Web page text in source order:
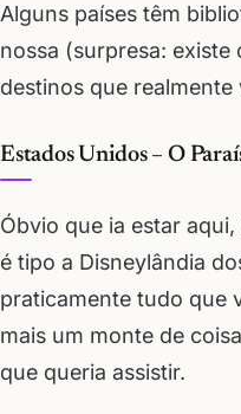
Alguns países têm
nossa (surpresa: existe
destinos que realmente
Estados Unidos – O
Óbvio que ia estar
é tipo a Disneylândia
praticamente tudo que
mais um monte de
que queria assistir.